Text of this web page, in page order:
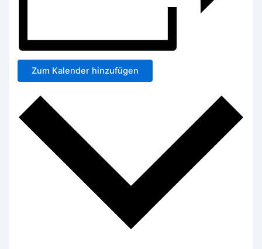
Zum Kalender hinzufügen